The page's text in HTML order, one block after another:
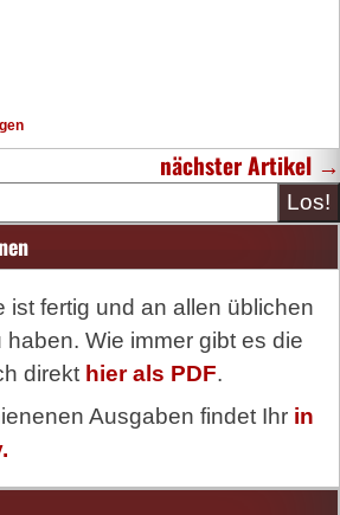
nächster Artikel →
ist fertig und an allen üblichen
haben. Wie immer gibt es die
direkt hier als PDF.
Ausgaben findet Ihr in